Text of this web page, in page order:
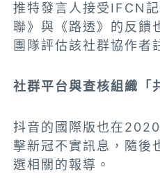
推特發言人接受IFCN
聯》與《路透》的反
團隊評估該社群協作者
社群平台與查核組織「
抖音的國際版也在
擊新冠不實訊息，隨後
選相關的報導。